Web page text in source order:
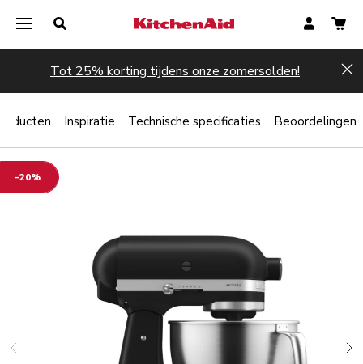
Tot 25% korting tijdens onze zomersolden!
-20%
Inspiratie Technische specificaties Beoordelingen